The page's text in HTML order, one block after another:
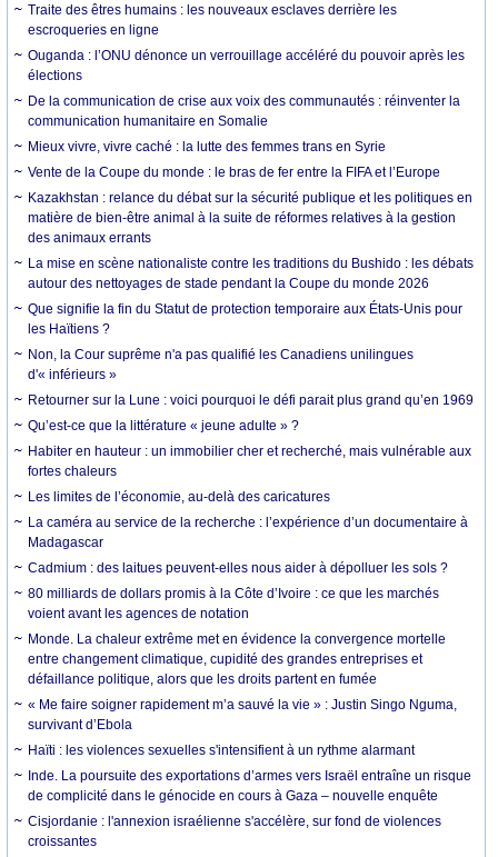
Traite des êtres humains : les nouveaux esclaves derrière les
escroqueries en ligne
Ouganda : l’ONU dénonce un verrouillage accéléré du pouvoir après les
élections
De la communication de crise aux voix des communautés : réinventer la
communication humanitaire en Somalie
Mieux vivre, vivre caché : la lutte des femmes trans en Syrie
Vente de la Coupe du monde : le bras de fer entre la FIFA et l’Europe
Kazakhstan : relance du débat sur la sécurité publique et les politiques en
matière de bien-être animal à la suite de réformes relatives à la gestion
des animaux errants
La mise en scène nationaliste contre les traditions du Bushido : les débats
autour des nettoyages de stade pendant la Coupe du monde 2026
Que signifie la fin du Statut de protection temporaire aux États-Unis pour
les Haïtiens ?
Non, la Cour suprême n'a pas qualifié les Canadiens unilingues
d'« inférieurs »
Retourner sur la Lune : voici pourquoi le défi parait plus grand qu’en 1969
Qu’est-ce que la littérature « jeune adulte » ?
Habiter en hauteur : un immobilier cher et recherché, mais vulnérable aux
fortes chaleurs
Les limites de l’économie, au-delà des caricatures
La caméra au service de la recherche : l’expérience d’un documentaire à
Madagascar
Cadmium : des laitues peuvent-elles nous aider à dépolluer les sols ?
80 milliards de dollars promis à la Côte d’Ivoire : ce que les marchés
voient avant les agences de notation
Monde. La chaleur extrême met en évidence la convergence mortelle
entre changement climatique, cupidité des grandes entreprises et
défaillance politique, alors que les droits partent en fumée
« Me faire soigner rapidement m’a sauvé la vie » : Justin Singo Nguma,
survivant d’Ebola
Haïti : les violences sexuelles s'intensifient à un rythme alarmant
Inde. La poursuite des exportations d’armes vers Israël entraîne un risque
de complicité dans le génocide en cours à Gaza – nouvelle enquête
Cisjordanie : l'annexion israélienne s'accélère, sur fond de violences
croissantes